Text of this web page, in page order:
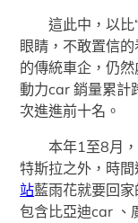
這此中，以比“
眼睛，不敢置信
的傳統車企，仍
動力car 銷量累計
次進進前十名。
本年1至8月，
特斯拉之外，時
站藍雨花就要回
包含比亞迪car 、